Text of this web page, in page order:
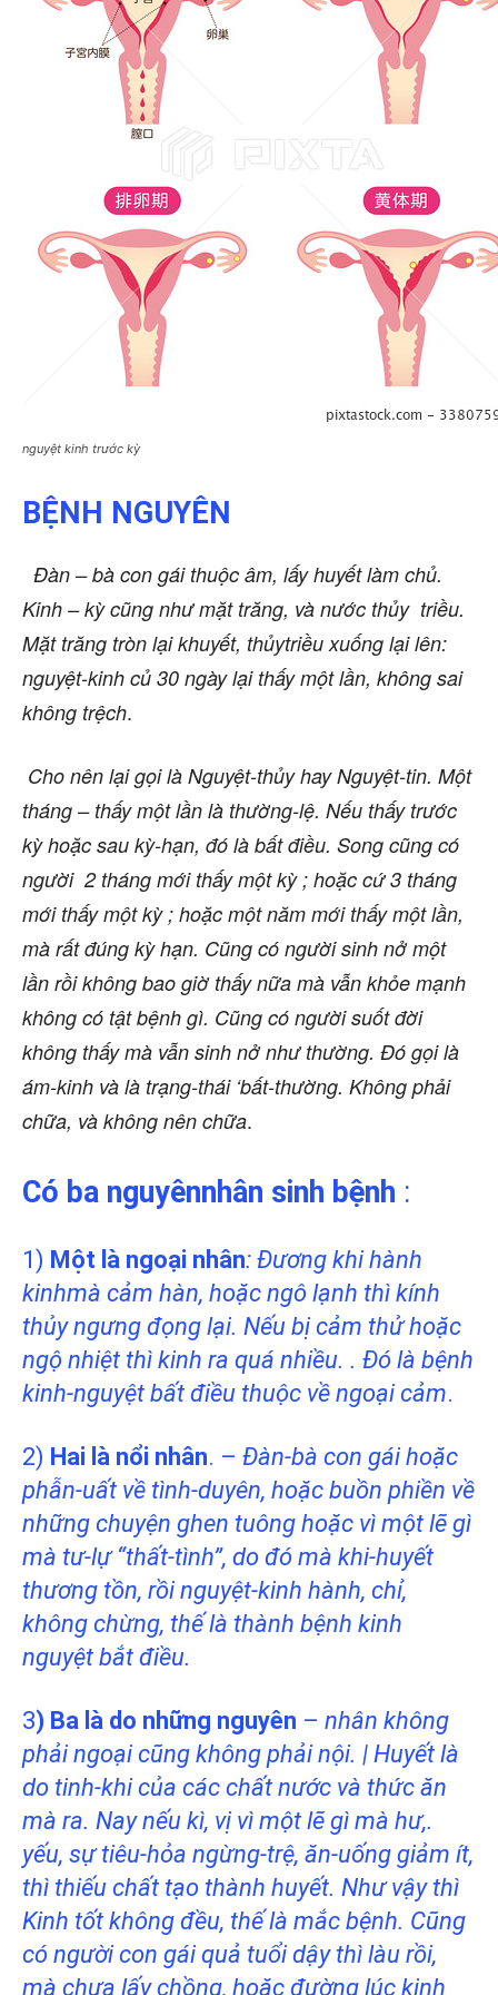
nguyệt kinh trước kỳ
BỆNH NGUYÊN
Đàn – bà con gái thuộc âm, lấy huyết làm chủ.
Kinh – kỳ cũng như mặt trăng, và nước thủy triều.
Mặt trăng tròn lại khuyết, thủytriều xuống lại lên:
nguyệt-kinh củ 30 ngày lại thấy một lần, không sai
không trệch.
Cho nên lạigọi là Nguyệt-thủy hay Nguyệt-tin. Một
tháng – thấy một lần là thường-lệ. Nếu thấy trước
kỳ hoặc sau kỳ-hạn, đó là bất điều. Song cũng có
người 2 tháng mới thấy một kỳ ; hoặc cứ 3 tháng
mới thấy một kỳ ; hoặc một năm mới thấy một lần,
mà rất đúng kỳ hạn. Cũng có người sinh nở một
lần rồi không bao giờ thấy nữa mà vẫn khỏe mạnh
không có tật bệnh gì. Cũng có người suốt đời
không thấy mà vẫn sinh nở như thường. Đó gọi là
ám-kinh và là trạng-thái ‘bất-thường. Không phải
chữa, và không nên chữa.
Có ba nguyênnhân sinh bệnh :
1) Một là ngoại nhân: Đương khi hành
kinhmà cảm hàn, hoặc ngô lạnh thì kính
thủy ngưng đọng lại. Nếu bị cảm thử hoặc
ngộ nhiệt thì kinh ra quá nhiều. . Đó là bệnh
kinh-nguyệt bất điều thuộc về ngoại cảm.
2) Hai là nổi nhân. – Đàn-bà con gái hoặc
phẫn-uất về tình-duyên, hoặc buồn phiền về
những chuyện ghen tuông hoặc vì một lẽ gì
mà tư-lự “thất-tình”, do đó mà khi-huyết
thương tồn, rồi nguyệt-kinh hành, chỉ,
không chừng, thế là thành bệnh kinh
nguyệt bắt điều.
3) Ba là do những nguyên – nhân không
phải ngoại cũng không phải nội. | Huyết là
do tinh-khi của các chất nước và thức ăn
mà ra. Nay nếu kì, vị vì một lẽ gì mà hư,.
yếu, sự tiêu-hỏa ngừng-trệ, ăn-uống giảm ít,
thì thiếu chất tạo thành huyết. Như vậy thì
Kinh tốt không đều, thế là mắc bệnh. Cũng
có người con gái quả tuổi dậy thì làu rồi,
mà chưa lấy chồng, hoặc đường lúc kinh